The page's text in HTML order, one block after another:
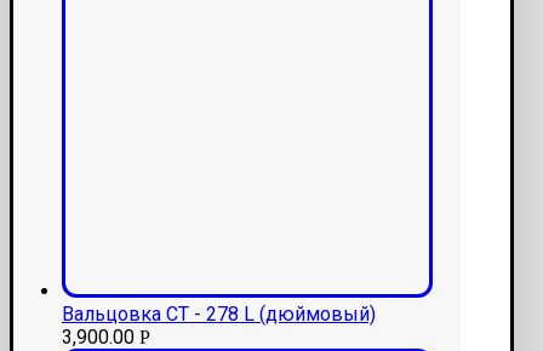
Вальцовка CT - 278 L (дюймовый)
3,900.00 Р